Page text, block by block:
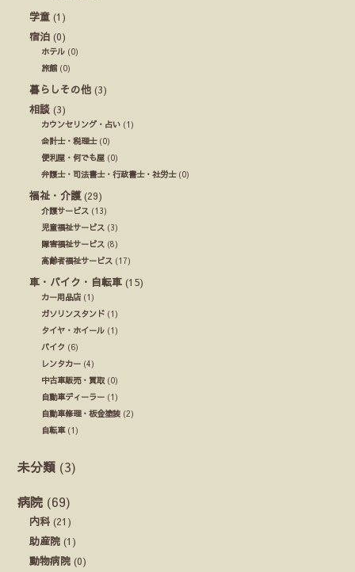
学童 (1)
宿泊 (0)
ホテル (0)
旅館 (0)
暮らしその他 (3)
相談 (3)
カウンセリング・占い (1)
会計士・税理士(0)
便利屋・何でも屋 (0)
弁護士・司法書士・行政書士・社労士(0)
福祉・介護(29)
介護サービス (13)
児童福祉サービス (3)
障害福祉サービス (8)
高齢者福祉サービス (17)
車・バイク・自転車 (15)
カー用品店 (1)
ガソリンスタンド (1)
タイヤ・ホイール (1)
バイク (6)
レンタカー (4)
中古車販売・買取 (0)
自動車ディーラー (1)
自動車修理・板金塗装 (2)
自転車(1)
未分類 (3)
病院 (69)
内科 (21)
助産院 (1)
動物病院 (0)